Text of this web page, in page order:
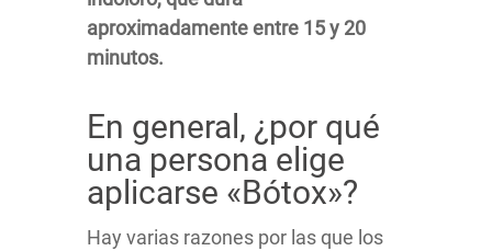
aproximadamente entre 15 y 20
minutos.
En general, ¿por qué
una persona elige
aplicarse «Bótox»?
Hay varias razones por las que los